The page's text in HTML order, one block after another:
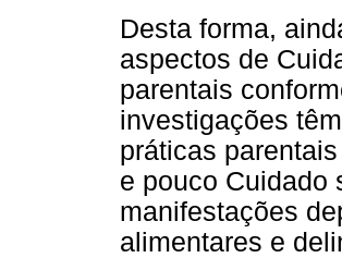
Desta forma,
aspectos de
parentais
investigações
práticas
e pouco Cuidado
manifestações
alimentares e